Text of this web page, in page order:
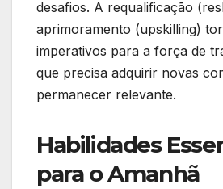
desafios. A requalificação
aprimoramento (upskilling)
imperativos para a força de
que precisa adquirir novas
permanecer relevante.
Habilidades
para o Amanhã